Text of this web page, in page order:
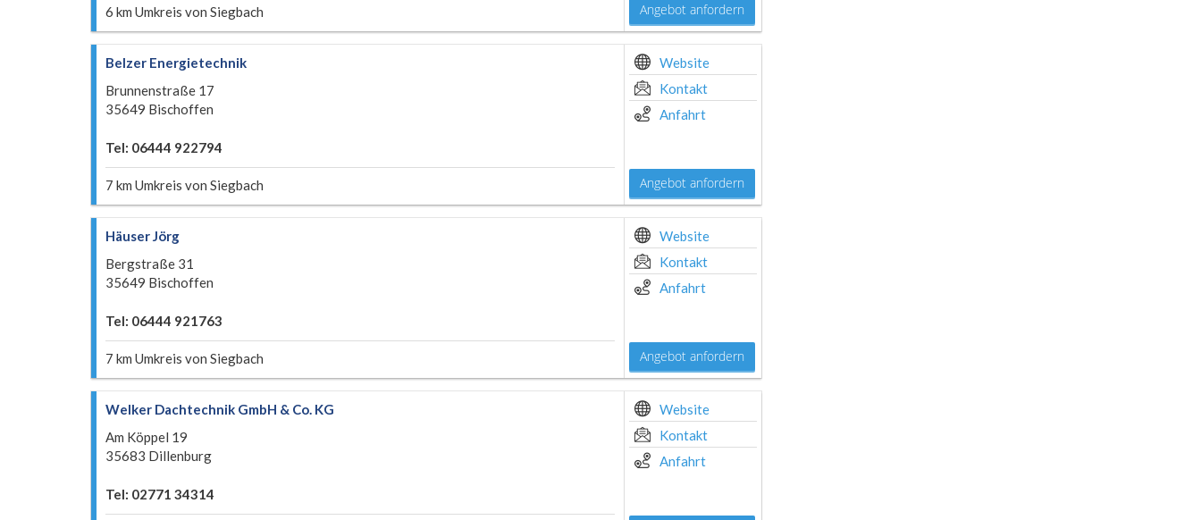
6 km Umkreis von Siegbach Angebot anfordern
Belzer Energietechnik
Brunnenstraße 17
35649 Bischoffen
Tel: 06444 922794
7 km Umkreis von Siegbach
Website
Kontakt
Anfahrt
Angebot anfordern
Häuser Jörg
Bergstraße 31
35649 Bischoffen
Tel: 06444 921763
7 km Umkreis von Siegbach
Website
Kontakt
Anfahrt
Angebot anfordern
Welker Dachtechnik GmbH & Co. KG
Am Köppel 19
35683 Dillenburg
Tel: 02771 34314
Website
Kontakt
Anfahrt